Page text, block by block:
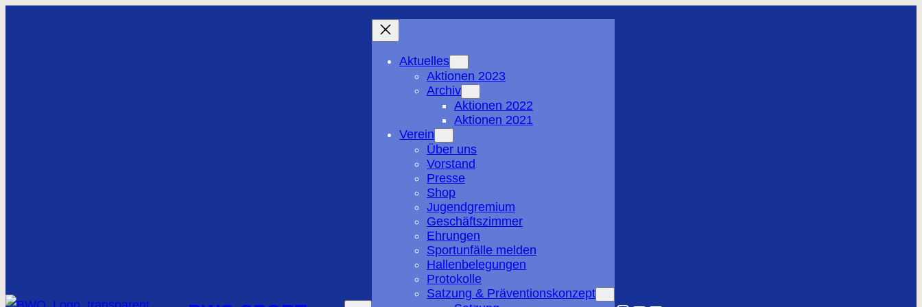
Aktuelles
Aktionen 2023
Archiv
Aktionen 2022
Aktionen 2021
Verein
Über uns
Vorstand
Presse
Shop
Jugendgremium
Geschäftszimmer
Ehrungen
Sportunfälle melden
Hallenbelegungen
Protokolle
Satzung & Präventionskonzept